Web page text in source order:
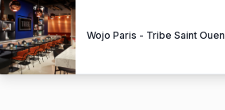
Wojo Paris - Tribe Saint Ouen